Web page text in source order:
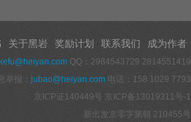
关于黑岩 奖励计划 联系我们 成为作者
kefu@heiyan.com QQ：2984543729 2814551419
举报： jubao@heiyan.com 电话：158 1029 7793
京ICP证140449号 京ICP备13019311号-1
新出发京零字第朝 210455号